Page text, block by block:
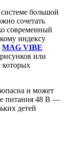
большой
сочетать
современный
индексу
MAG VIBE
или
которых
и может
питания 48 В —
детей